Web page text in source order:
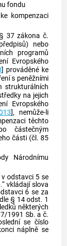
fondu
kompenzaci
37 zákona č.
nebo
programů
Evropského
] prováděné ke
s peněžními
strukturálních
na jejich
Evropského
], nemůže-li
těchto
částečným
části (čl. 85
Národnímu
odstavci 5 se
vkládají slova
6 se za
§ 14 odst. 1
některých
1991 Sb. a č.
se číslo
náplně se